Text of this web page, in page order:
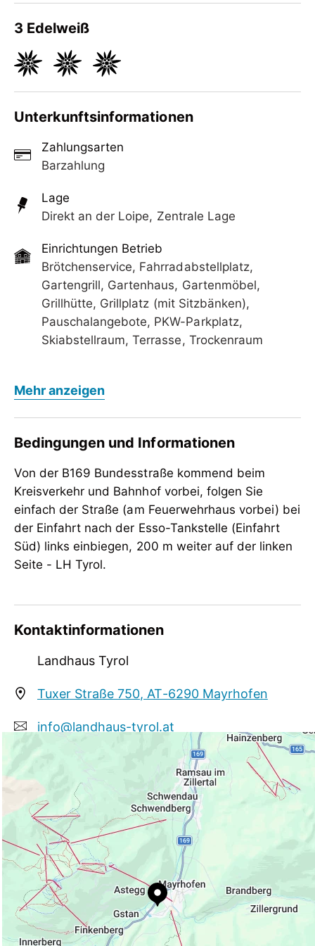
man in 10 Minuten an der Bergbahn. Idealer
Ausgangspunkt für viele Wanderungen. Ein s
3 Edelweiß
Unterkunftsinformationen
Zahlungsarten
Barzahlung
Lage
Direkt an der Loipe, Zentrale Lage
Einrichtungen Betrieb
Brötchenservice, Fahrradabstellplatz,
Gartengrill, Gartenhaus, Gartenmöbel,
Grillhütte, Grillplatz (mit Sitzbänken),
Pauschalangebote, PKW-Parkplatz,
Skiabstellraum, Terrasse, Trockenraum
Englisch
Brötchenservice, keine Verpflegung
Kinder
Gitterbett / Babybett, Kinderfreundlich,
Kinderhochstuhl
Sport / Freizeit
Garten / Wiese, Liegewiese,
Mehr anzeigen
Bedingungen und Informationen
Von der B169 Bundesstraße kommend beim
Kreisverkehr und Bahnhof vorbei, folgen Sie
einfach der Straße (am Feuerwehrhaus vorbei) bei
der Einfahrt nach der Esso-Tankstelle (Einfahrt
Süd) links einbiegen, 200 m weiter auf der linken
Seite - LH Tyrol.
Kontaktinformationen
Landhaus Tyrol
Tuxer Straße 750, AT-6290 Mayrhofen
info@landhaus-tyrol.at
+43 664 4247533
http://www.landhaus-tyrol.at